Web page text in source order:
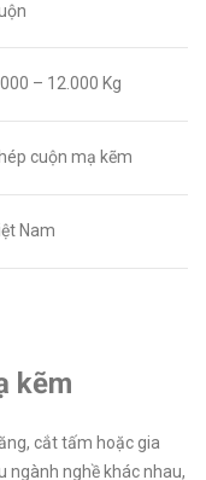
– 12.000 Kg
cuộn mạ kẽm
Nam
kẽm
cắt tấm hoặc gia
ngành nghề khác nhau,